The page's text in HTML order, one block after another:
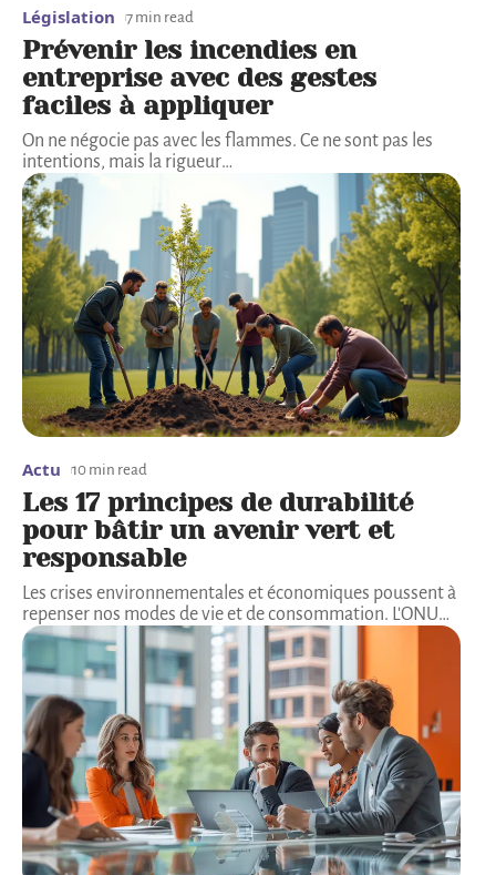
Législation 7 min read
Prévenir les incendies en
entreprise avec des gestes
faciles à appliquer
On ne négocie pas avec les flammes. Ce ne sont pas les
intentions, mais la rigueur…
Actu 10 min read
Les 17 principes de durabilité
pour bâtir un avenir vert et
responsable
Les crises environnementales et économiques poussent à
repenser nos modes de vie et de consommation. L'ONU…